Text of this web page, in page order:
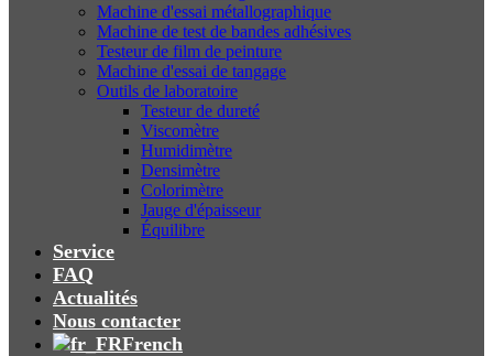
Machine d'essai métallographique
Machine de test de bandes adhésives
Testeur de film de peinture
Machine d'essai de tangage
Outils de laboratoire
Testeur de dureté
Viscomètre
Humidimètre
Densimètre
Colorimètre
Jauge d'épaisseur
Équilibre
Service
FAQ
Actualités
Nous contacter
French